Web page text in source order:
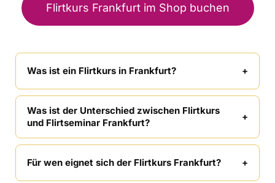
Flirtkurs Frankfurt im Shop buchen
Was ist ein Flirtkurs in Frankfurt?
Was ist der Unterschied zwischen Flirtkurs
und Flirtseminar Frankfurt?
Für wen eignet sich der Flirtkurs Frankfurt?